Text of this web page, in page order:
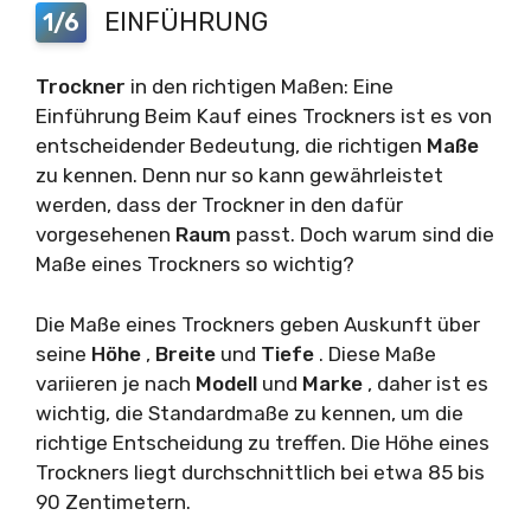
1/6 EINFÜHRUNG
Trockner in den richtigen Maßen: Eine
Einführung Beim Kauf eines Trockners ist es von
entscheidender Bedeutung, die richtigen Maße
zu kennen. Denn nur so kann gewährleistet
werden, dass der Trockner in den dafür
vorgesehenen Raum passt. Doch warum sind die
Maße eines Trockners so wichtig?
Die Maße eines Trockners geben Auskunft über
seine Höhe , Breite und Tiefe . Diese Maße
variieren je nach Modell und Marke , daher ist es
wichtig, die Standardmaße zu kennen, um die
richtige Entscheidung zu treffen. Die Höhe eines
Trockners liegt durchschnittlich bei etwa 85 bis
90 Zentimetern.